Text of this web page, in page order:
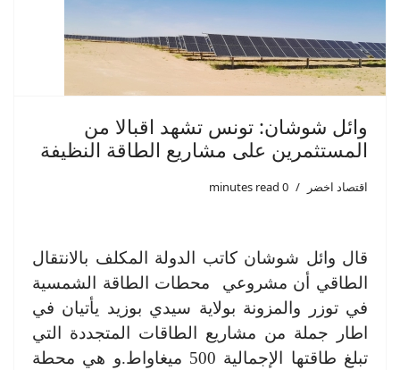
وائل شوشان: تونس تشهد اقبالا من
المستثمرين على مشاريع الطاقة النظيفة
اقتصاد اخضر 0 minutes read
قال وائل شوشان كاتب الدولة المكلف بالانتقال
الطاقي أن مشروعي محطات الطاقة الشمسية
في توزر والمزونة بولاية سيدي بوزيد يأتيان في
اطار جملة من مشاريع الطاقات المتجددة التي
تبلغ طاقتها الإجمالية 500 ميغاواط.و هي محطة